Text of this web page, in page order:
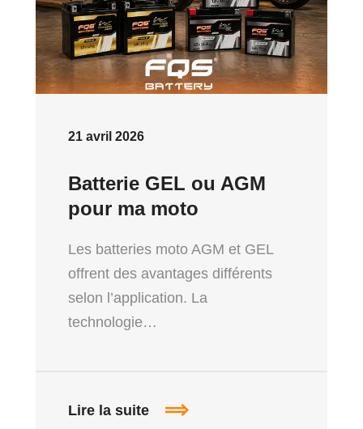
21 avril 2026
Batterie GEL ou AGM
pour ma moto
Les batteries moto AGM et GEL
offrent des avantages différents
selon l’application. La
technologie…
Lire la suite